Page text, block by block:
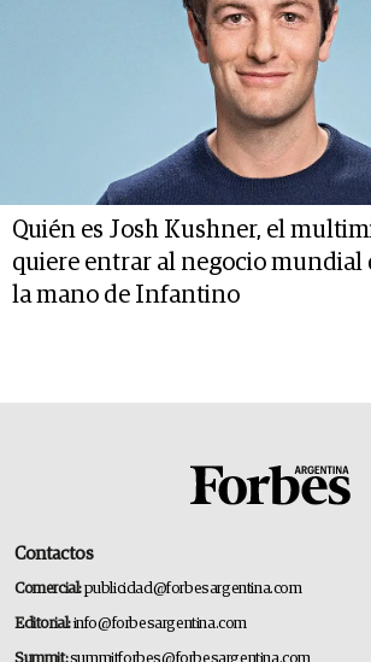
Quién es Josh Kushner, el
quiere entrar al negocio mundial
la mano de Infantino
Contactos
Comercial:publicidad@forbesargentina.com
Editorial:info@forbesargentina.com